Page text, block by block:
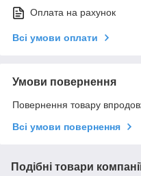
Оплата на рахунок
Всі умови оплати
Умови повернення
Повернення товару
Всі умови повернення
Подібні товари